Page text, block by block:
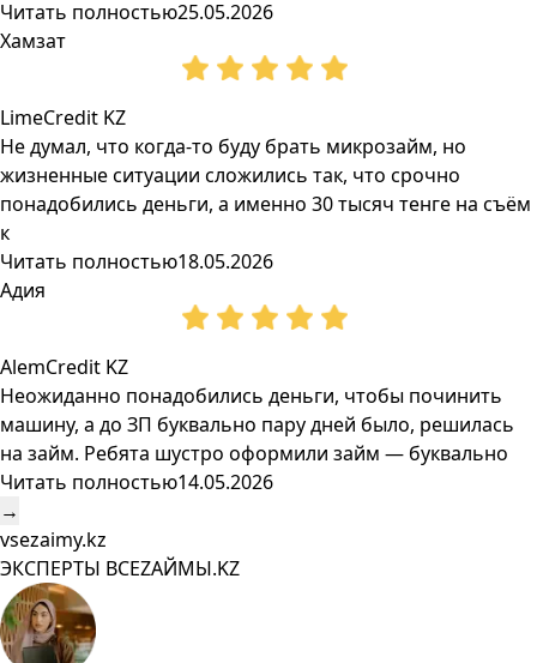
Читать полностью25.05.2026
Хамзат
LimeCredit KZ
Не думал, что когда-то буду брать микрозайм, но
жизненные ситуации сложились так, что срочно
понадобились деньги, а именно 30 тысяч тенге на съём
к
Читать полностью18.05.2026
Адия
AlemCredit KZ
Неожиданно понадобились деньги, чтобы починить
машину, а до ЗП буквально пару дней было, решилась
на займ. Ребята шустро оформили займ — буквально
Читать полностью14.05.2026
→
vsezaimy.kz
ЭКСПЕРТЫ ВСЕZAЙМЫ.KZ